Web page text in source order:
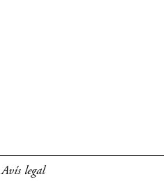
Avís legal